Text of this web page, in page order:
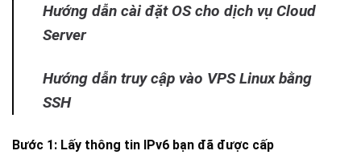
Hướng dẫn cài đặt OS cho dịch vụ Cloud
Server
Hướng dẫn truy cập vào VPS Linux bằng
SSH
Bước 1: Lấy thông tin IPv6 bạn đã được cấp